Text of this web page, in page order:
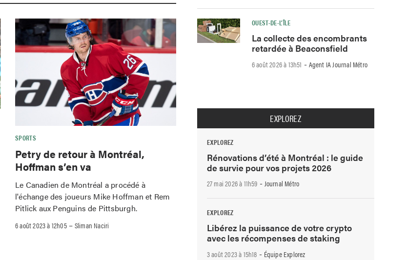
SPORTS
Petry de retour à Montréal,
Hoffman s’en va
Le Canadien de Montréal a procédé à
l'échange des joueurs Mike Hoffman et Rem
Pitlick aux Penguins de Pittsburgh.
6 août 2023 à 12h05–Sliman Naciri
OUEST-DE-L’ÎLE
La collecte des encombrants
retardée à Beaconsfield
6 août 2026 à 13h51 -Agent IA Journal Métro
EXPLOREZ
EXPLOREZ
Rénovations d’été à Montréal : le guide
de survie pour vos projets 2026
27 mai 2026 à 11h59 -Journal Métro
EXPLOREZ
Libérez la puissance de votre crypto
avec les récompenses de staking
3 août 2023 à 15h18 - Équipe Explorez